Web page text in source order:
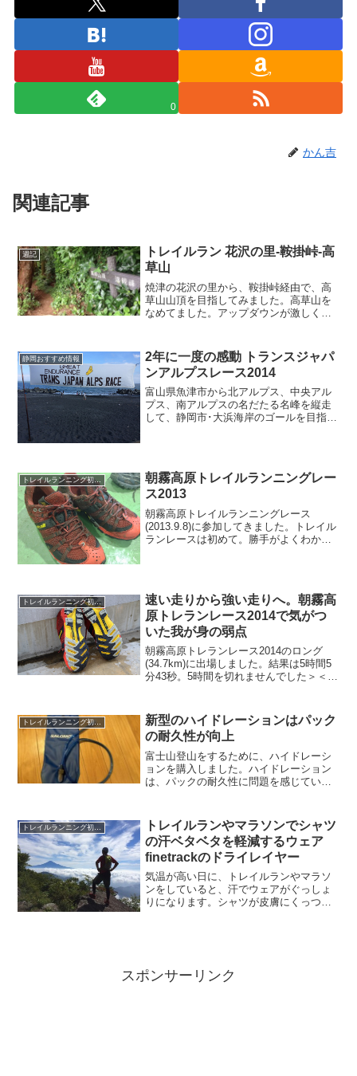
0
かん吉
関連記事
週記
トレイルラン 花沢の里-鞍掛峠-高
草山
焼津の花沢の里から、鞍掛峠経由で、高
草山山頂を目指してみました。高草山を
なめてました。アップダウンが激しく
静岡おすすめ情報
2年に一度の感動 トランスジャパ
ンアルプスレース2014
富山県魚津市から北アルプス、中央アル
プス、南アルプスの名だたる名峰を縦走
して、静岡市･大浜海岸のゴールを目指す
が許す限り、ゴール...
トレイルランニング初心者
朝霧高原トレイルランニングレー
ス2013
朝霧高原トレイルランニングレース
(2013.9.8)に参加してきました。トレイル
ランレースは初めて。勝手がよくわから
トレイルランニング初心者
速い走りから強い走りへ。朝霧高
原トレランレース2014で気がつ
いた我が身の弱点
朝霧高原トレランレース2014のロング
(34.7km)に出場しました。結果は5時間5
分43秒。5時間を切れませんでした＞＜竜
た。苦しいレースになってしまいました
が、シー...
トレイルランニング初心者
新型のハイドレーションはパック
の耐久性が向上
富士山登山をするために、ハイドレーシ
ョンを購入しました。ハイドレーション
は、パックの耐久性に問題を感じていた
トレイルランやマラソンでシャツ
の汗ベタベタを軽減するウェア
finetrackのドライレイヤー
気温が高い日に、トレイルランやマラソ
ンをしていると、汗でウェアがぐっしょ
りになります。シャツが皮膚にくっつい
スポンサーリンク